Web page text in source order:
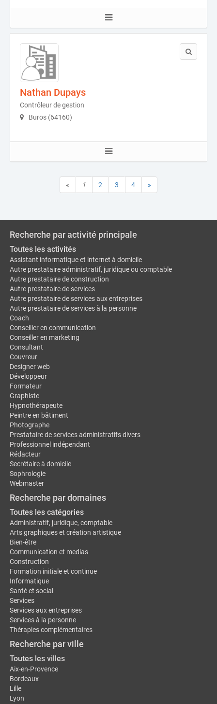
Nathan Dupays
Contrôleur de gestion
Buros (64160)
« 1 2 3 4 »
Recherche par activité principale
Toutes les activités
Assistant informatique et internet à domicile
Autre prestataire administratif, juridique ou comptable
Autre prestataire de construction
Autre prestataire de services
Autre prestataire de services aux entreprises
Autre prestataire de services à la personne
Coach
Conseiller en communication
Conseiller en marketing
Consultant
Couvreur
Designer web
Développeur
Formateur
Graphiste
Hypnothérapeute
Peintre en bâtiment
Photographe
Prestataire de services administratifs divers
Professionnel indépendant
Rédacteur
Secrétaire à domicile
Sophrologie
Webmaster
Recherche par domaines
Toutes les catégories
Administratif, juridique, comptable
Arts graphiques et création artistique
Bien-être
Communication et medias
Construction
Formation initiale et continue
Informatique
Santé et social
Services
Services aux entreprises
Services à la personne
Thérapies complémentaires
Recherche par ville
Toutes les villes
Aix-en-Provence
Bordeaux
Lille
Lyon